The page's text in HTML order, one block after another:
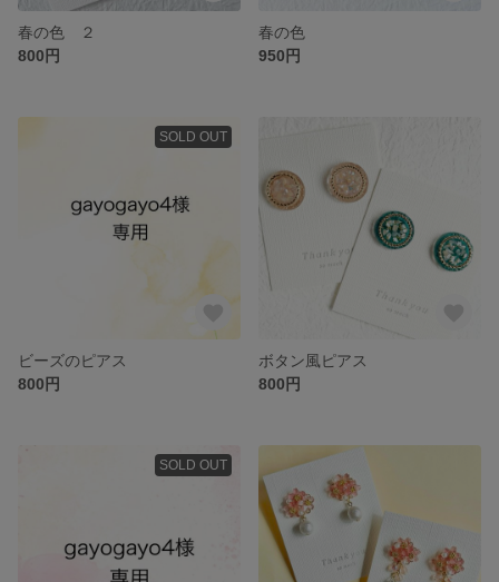
春の色 ２
800円
春の色
950円
SOLD OUT
ビーズのピアス
800円
ボタン風ピアス
800円
SOLD OUT